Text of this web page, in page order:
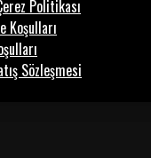
Politikası
Koşulları
Sözleşmesi